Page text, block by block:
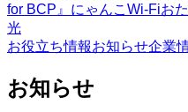
for BCP』 にゃんこWi-Fiお
光
お役立ち情報お知らせ企業
お知らせ